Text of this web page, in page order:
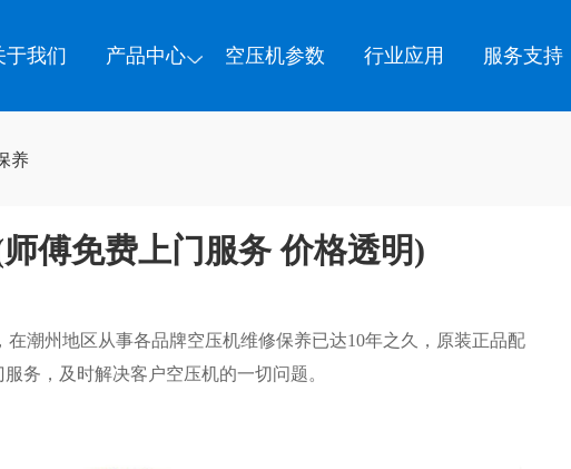
于我们 产品中心 空压机参数 行业应用 服务支持
养
傅免费上门服务 价格透明)
，在潮州地区从事各品牌空压机维修保养已达10年之久，原装正品配
务，及时解决客户空压机的一切问题。